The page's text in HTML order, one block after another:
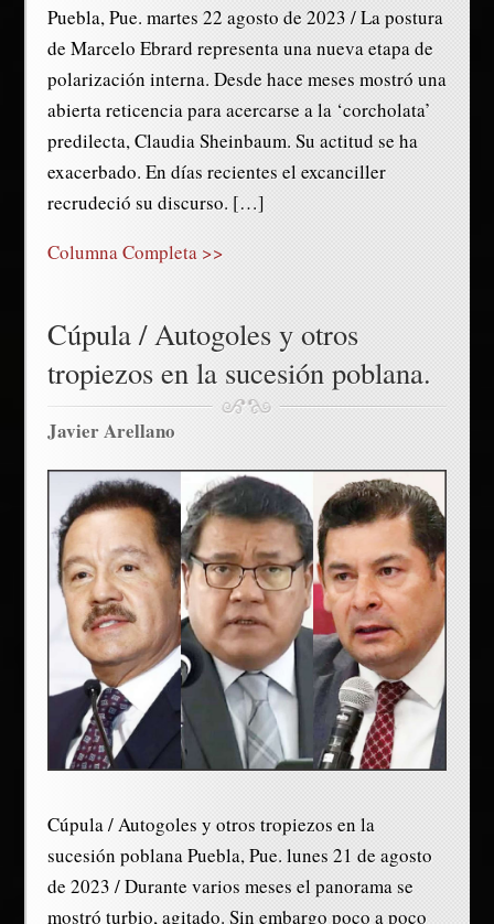
Puebla, Pue. martes 22 agosto de 2023 / La postura
de Marcelo Ebrard representa una nueva etapa de
polarización interna. Desde hace meses mostró una
abierta reticencia para acercarse a la ‘corcholata’
predilecta, Claudia Sheinbaum. Su actitud se ha
exacerbado. En días recientes el excanciller
recrudeció su discurso. […]
Columna Completa >>
Cúpula / Autogoles y otros
tropiezos en la sucesión poblana.
Javier Arellano
Cúpula / Autogoles y otros tropiezos en la
sucesión poblana Puebla, Pue. lunes 21 de agosto
de 2023 / Durante varios meses el panorama se
mostró turbio, agitado. Sin embargo poco a poco